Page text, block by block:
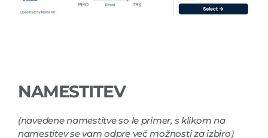
NAMESTITEV
(navedene namestitve so le primer, s klikom na
namestitev se vam odpre več možnosti za izbiro)